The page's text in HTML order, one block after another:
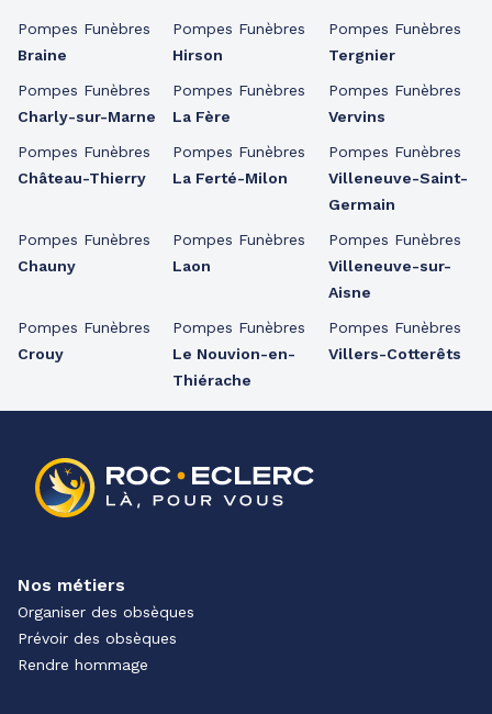
Pompes Funèbres
Braine
Pompes Funèbres
Charly-sur-Marne
Pompes Funèbres
Château-Thierry
Pompes Funèbres
Chauny
Pompes Funèbres
Crouy
Pompes Funèbres
Hirson
Pompes Funèbres
La Fère
Pompes Funèbres
La Ferté-Milon
Pompes Funèbres
Laon
Pompes Funèbres
Le Nouvion-en-
Thiérache
Pompes Funèbres
Tergnier
Pompes Funèbres
Vervins
Pompes Funèbres
Villeneuve-Saint-
Germain
Pompes Funèbres
Villeneuve-sur-
Aisne
Pompes Funèbres
Villers-Cotterêts
Nos métiers
Organiser des obsèques
Prévoir des obsèques
Rendre hommage